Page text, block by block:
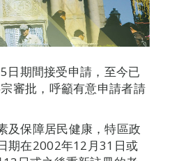
日期間接受申請，至今已
審批，呼籲有意申請者請
及保障居民健康，特區政
期在2002年12月31日或